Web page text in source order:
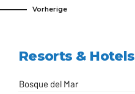
Vorherige
Resorts & Hotels
Bosque del Mar